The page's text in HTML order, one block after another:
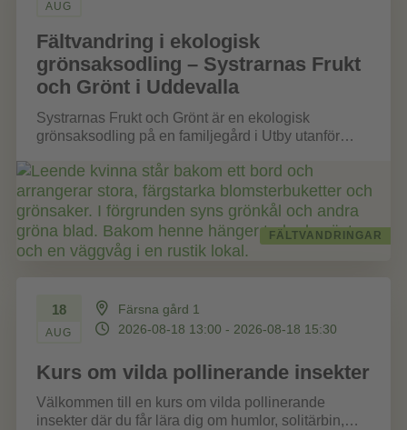
AUG
FÄLTVANDRINGAR
Fältvandring i ekologisk
grönsaksodling – Systrarnas Frukt
och Grönt i Uddevalla
Systrarnas Frukt och Grönt är en ekologisk
grönsaksodling på en familjegård i Utby utanför
Cabot,...
18
AUG
Färsna gård 1
2026-08-18 13:00 - 2026-08-18 15:30
Kurs om vilda pollinerande insekter
Välkommen till en kurs om vilda pollinerande
insekter där du får lära dig om humlor, solitärbin,